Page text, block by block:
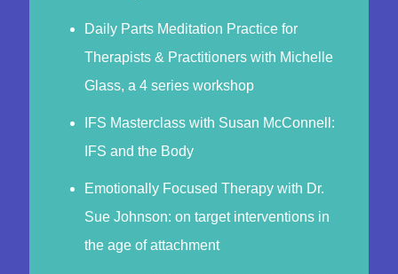
Daily Parts Meditation Practice for
Therapists & Practitioners with Michelle
Glass, a 4 series workshop
IFS Masterclass with Susan McConnell:
IFS and the Body
Emotionally Focused Therapy with Dr.
Sue Johnson: on target interventions in
the age of attachment